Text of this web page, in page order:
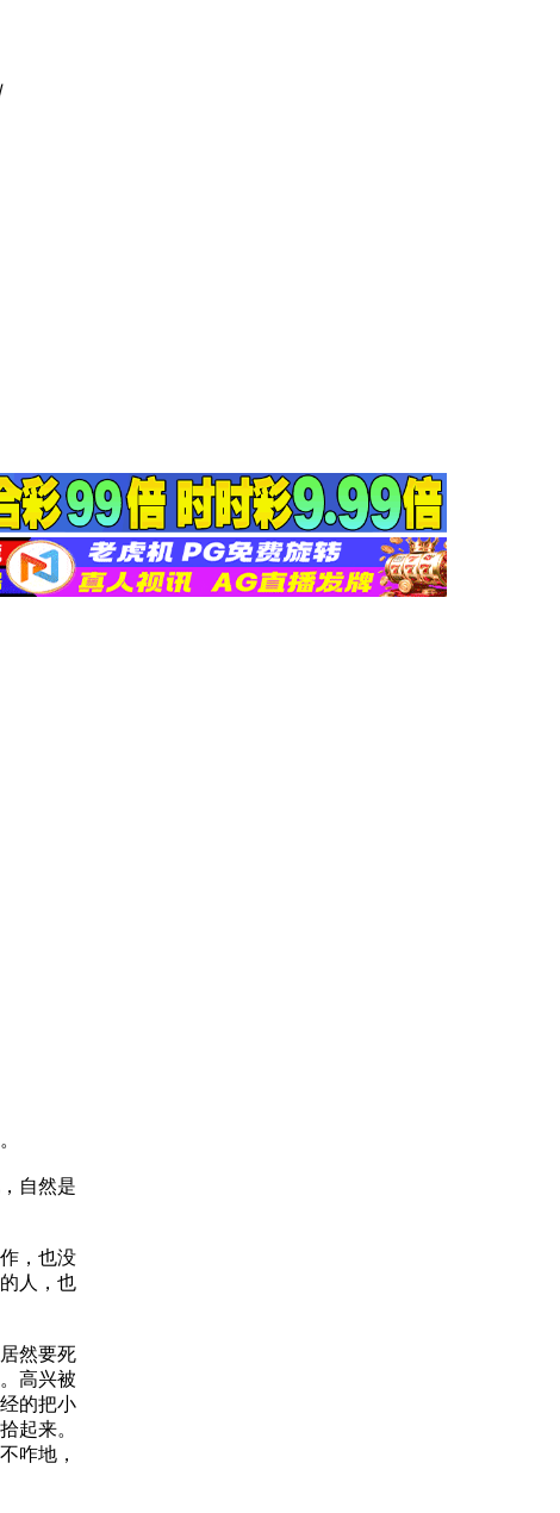
自然是
，也没
人，也
然要死
高兴被
的把小
起来。
咋地，